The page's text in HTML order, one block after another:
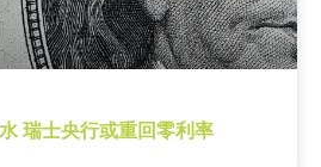
瑞士央行或重回零利率